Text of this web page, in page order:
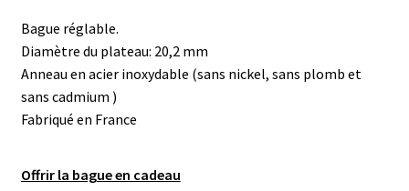
Bague réglable.
Diamètre du plateau: 20,2 mm
Anneau en acier inoxydable (sans nickel, sans plomb et
sans cadmium )
Fabriqué en France
Offrir la bague en cadeau